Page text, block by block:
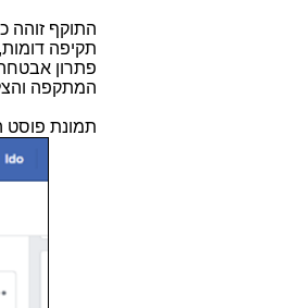
התוקף זוהה
תקיפה
פתרון
המתקפה והצליחו
תמונת פוסט